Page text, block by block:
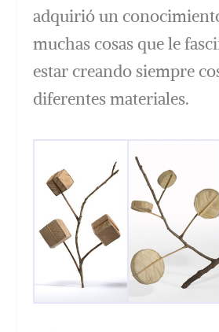
adquirió un
muchas cosas que le
estar creando siempre
diferentes materiales.